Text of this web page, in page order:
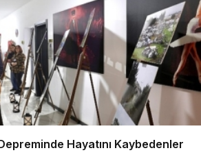
Hayatını Kaybedenler